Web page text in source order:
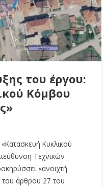
του έργου:
Κόμβου
Κυκλικού
Τεχνικών
«ανοιχτή
του άρθρου 27 του